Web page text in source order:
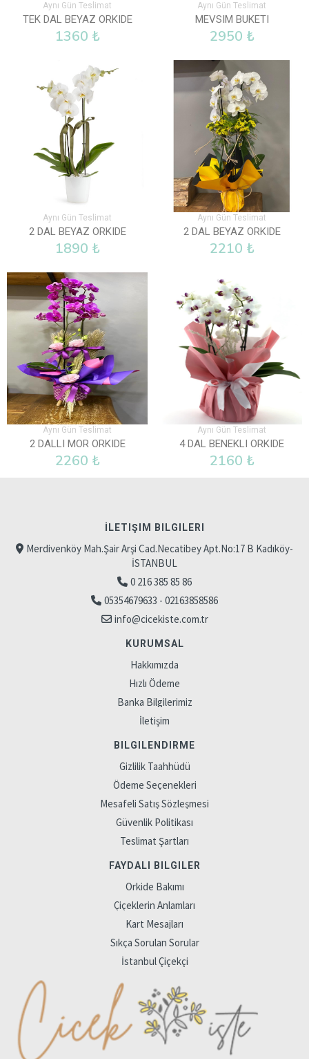
Aynı Gün Teslimat
TEK DAL BEYAZ ORKIDE
1360 ₺
Aynı Gün Teslimat
MEVSIM BUKETI
2950 ₺
Aynı Gün Teslimat
2 DAL BEYAZ ORKIDE
1890 ₺
Aynı Gün Teslimat
2 DAL BEYAZ ORKIDE
2210 ₺
Aynı Gün Teslimat
2 DALLI MOR ORKIDE
2260 ₺
Aynı Gün Teslimat
4 DAL BENEKLI ORKIDE
2160 ₺
İLETIŞIM BILGILERI
Merdivenköy Mah.Şair Arşi Cad.Necatibey Apt.No:17 B Kadıköy-
İSTANBUL
0 216 385 85 86
05354679633 - 02163858586
info@cicekiste.com.tr
KURUMSAL
Hakkımızda
Hızlı Ödeme
Banka Bilgilerimiz
İletişim
BILGILENDIRME
Gizlilik Taahhüdü
Ödeme Seçenekleri
Mesafeli Satış Sözleşmesi
Güvenlik Politikası
Teslimat Şartları
FAYDALI BILGILER
Orkide Bakımı
Çiçeklerin Anlamları
Kart Mesajları
Sıkça Sorulan Sorular
İstanbul Çiçekçi